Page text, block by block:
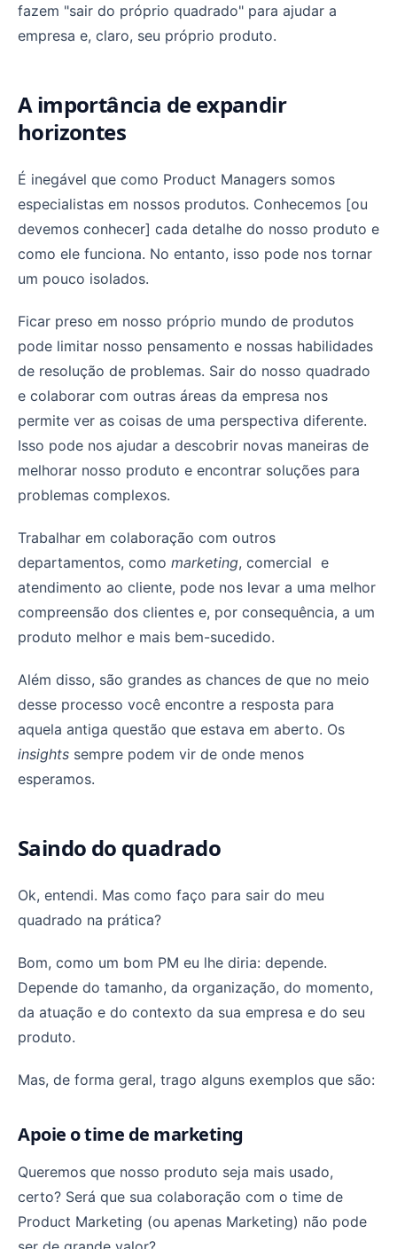
fazem "sair do próprio quadrado" para ajudar a
empresa e, claro, seu próprio produto.
A importância de expandir
horizontes
É inegável que como Product Managers somos
especialistas em nossos produtos. Conhecemos [ou
devemos conhecer] cada detalhe do nosso produto e
como ele funciona. No entanto, isso pode nos tornar
um pouco isolados.
Ficar preso em nosso próprio mundo de produtos
pode limitar nosso pensamento e nossas habilidades
de resolução de problemas. Sair do nosso quadrado
e colaborar com outras áreas da empresa nos
permite ver as coisas de uma perspectiva diferente.
Isso pode nos ajudar a descobrir novas maneiras de
melhorar nosso produto e encontrar soluções para
problemas complexos.
Trabalhar em colaboração com outros
departamentos, como marketing, comercial e
atendimento ao cliente, pode nos levar a uma melhor
compreensão dos clientes e, por consequência, a um
produto melhor e mais bem-sucedido.
Além disso, são grandes as chances de que no meio
desse processo você encontre a resposta para
aquela antiga questão que estava em aberto. Os
insights sempre podem vir de onde menos
esperamos.
Saindo do quadrado
Ok, entendi. Mas como faço para sair do meu
quadrado na prática?
Bom, como um bom PM eu lhe diria: depende.
Depende do tamanho, da organização, do momento,
da atuação e do contexto da sua empresa e do seu
produto.
Mas, de forma geral, trago alguns exemplos que são:
Apoie o time de marketing
Queremos que nosso produto seja mais usado,
certo? Será que sua colaboração com o time de
Product Marketing (ou apenas Marketing) não pode